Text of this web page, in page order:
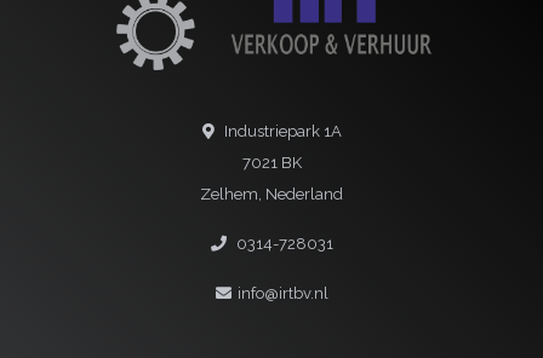
Industriepark 1A
7021 BK
Zelhem, Nederland
0314-728031
info@irtbv.nl